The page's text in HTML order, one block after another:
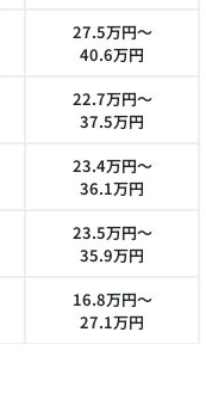
27.5万円～
40.6万円
22.7万円～
37.5万円
23.4万円～
36.1万円
23.5万円～
35.9万円
16.8万円～
27.1万円